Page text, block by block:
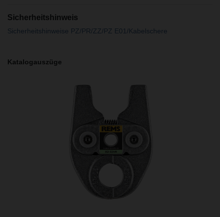
Sicherheitshinweis
Sicherheitshinweise PZ/PR/ZZ/PZ E01/Kabelschere
Katalogauszüge